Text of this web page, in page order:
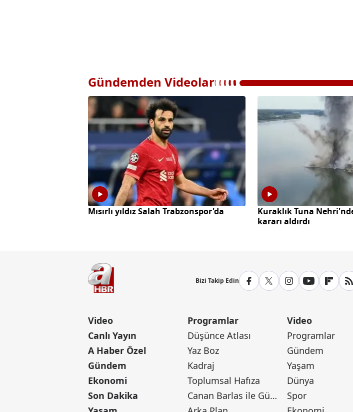
Gündemden Videolar
Mısırlı yıldız Salah Trabzonspor'da
Kuraklık Tuna
kararı aldırdı
Bizi Takip Edin
Video
Canlı Yayın
A Haber Özel
Gündem
Ekonomi
Son Dakika
Programlar
Düşünce Atlası
Yaz Boz
Kadraj
Toplumsal Hafıza
Canan Barlas ile Gündem
Video
Programlar
Gündem
Yaşam
Dünya
Spor